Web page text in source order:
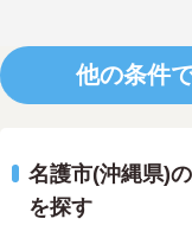
他の条件
名護市(沖縄県)
を探す